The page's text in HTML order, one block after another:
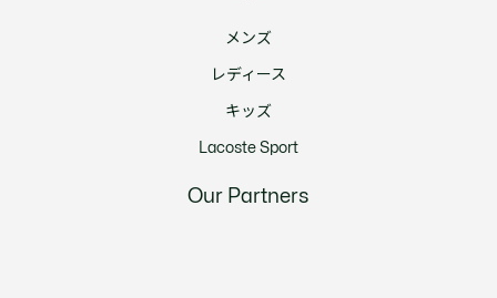
メンズ
レディース
キッズ
Lacoste Sport
Our Partners